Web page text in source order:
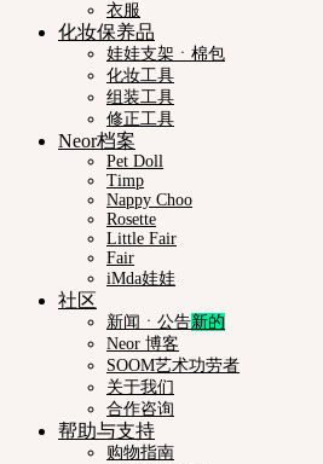
衣服
化妆保养品
娃娃支架ㆍ棉包
化妆工具
组装工具
修正工具
Neor档案
Pet Doll
Timp
Nappy Choo
Rosette
Little Fair
Fair
iMda娃娃
社区
新闻ㆍ公告
Neor 博客
SOOM艺术功劳者
关于我们
合作咨询
帮助与支持
购物指南